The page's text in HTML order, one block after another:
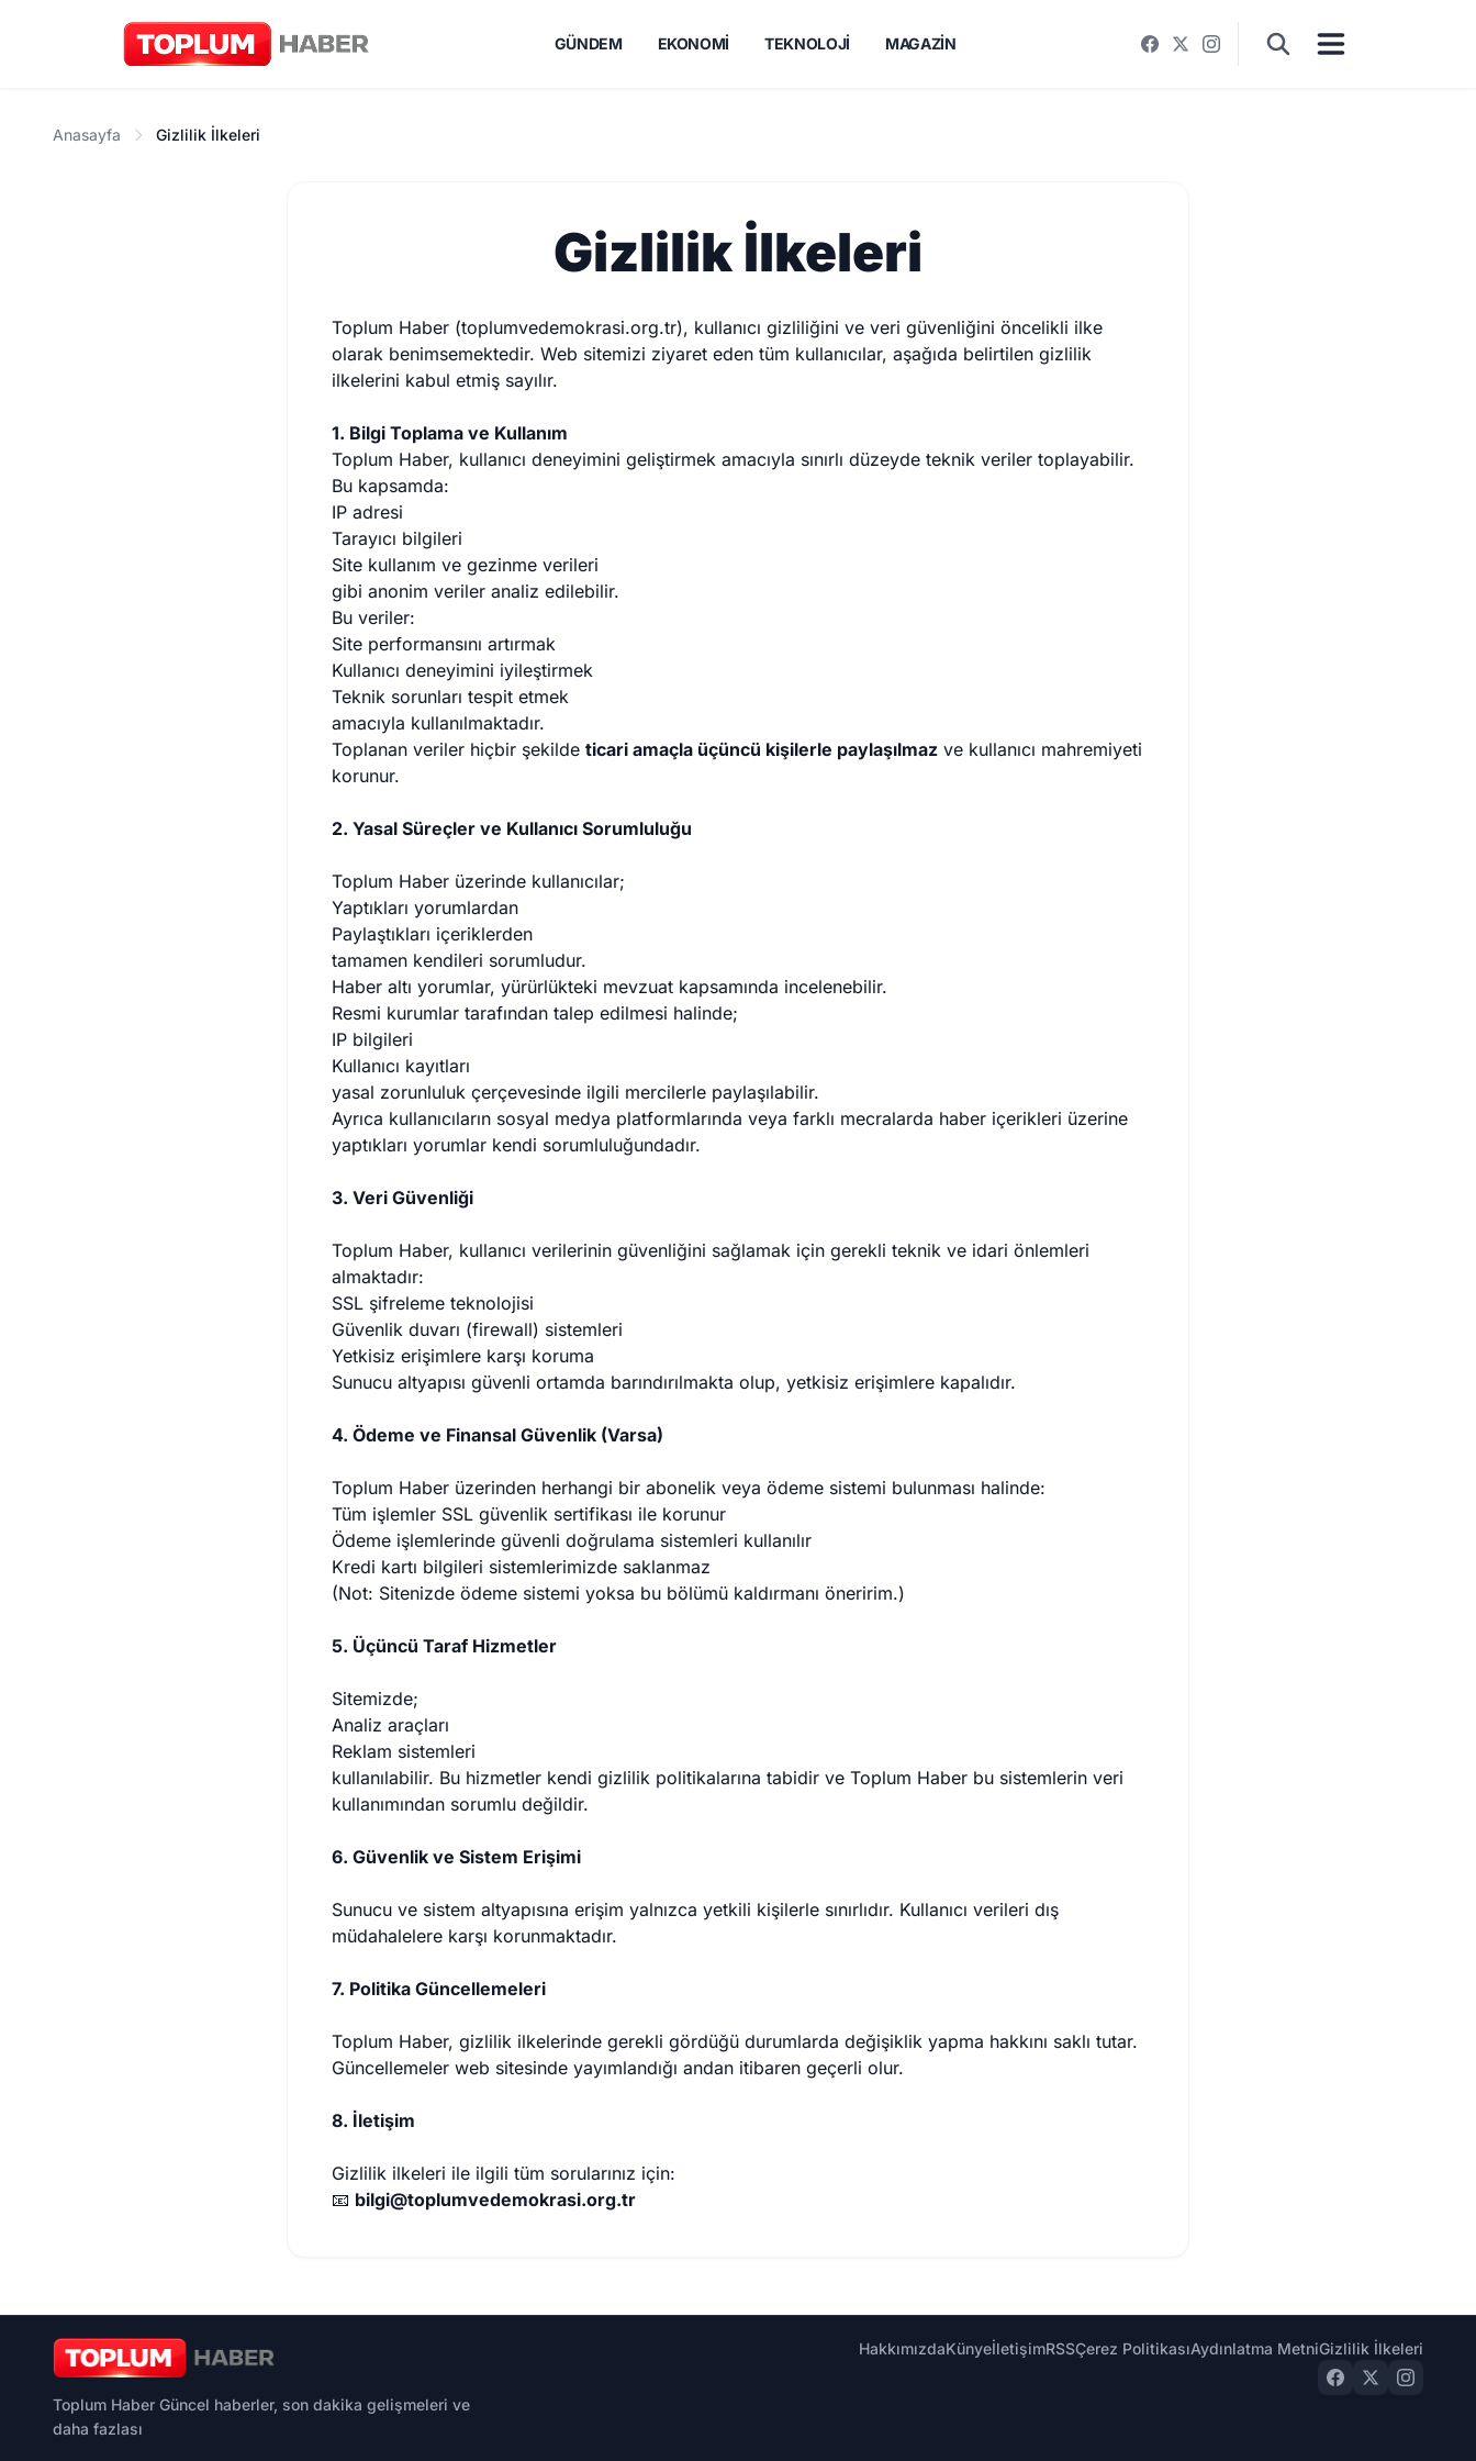
GÜNDEM EKONOMI TEKNOLOJI MAGAZIN
Anasayfa Gizlilik İlkeleri
Gizlilik İlkeleri
Toplum Haber (toplumvedemokrasi.org.tr), kullanıcı gizliliğini ve veri güvenliğini öncelikli ilke
olarak benimsemektedir. Web sitemizi ziyaret eden tüm kullanıcılar, aşağıda belirtilen gizlilik
ilkelerini kabul etmiş sayılır.
1. Bilgi Toplama ve Kullanım
Toplum Haber, kullanıcı deneyimini geliştirmek amacıyla sınırlı düzeyde teknik veriler toplayabilir.
Bu kapsamda:
IP adresi
Tarayıcı bilgileri
Site kullanım ve gezinme verileri
gibi anonim veriler analiz edilebilir.
Bu veriler:
Site performansını artırmak
Kullanıcı deneyimini iyileştirmek
Teknik sorunları tespit etmek
amacıyla kullanılmaktadır.
Toplanan veriler hiçbir şekildeticari amaçla üçüncü kişilerle paylaşılmaz ve kullanıcı mahremiyeti
korunur.
2. Yasal Süreçler ve Kullanıcı Sorumluluğu
Toplum Haber üzerinde kullanıcılar;
Yaptıkları yorumlardan
Paylaştıkları içeriklerden
tamamen kendileri sorumludur.
Haber altı yorumlar, yürürlükteki mevzuat kapsamında incelenebilir.
Resmi kurumlar tarafından talep edilmesi halinde;
IP bilgileri
Kullanıcı kayıtları
yasal zorunluluk çerçevesinde ilgili mercilerle paylaşılabilir.
Ayrıca kullanıcıların sosyal medya platformlarında veya farklı mecralarda haber içerikleri üzerine
yaptıkları yorumlar kendi sorumluluğundadır.
3. Veri Güvenliği
Toplum Haber, kullanıcı verilerinin güvenliğini sağlamak için gerekli teknik ve idari önlemleri
almaktadır:
SSL şifreleme teknolojisi
Güvenlik duvarı (firewall) sistemleri
Yetkisiz erişimlere karşı koruma
Sunucu altyapısı güvenli ortamda barındırılmakta olup, yetkisiz erişimlere kapalıdır.
4. Ödeme ve Finansal Güvenlik (Varsa)
Toplum Haber üzerinden herhangi bir abonelik veya ödeme sistemi bulunması halinde:
Tüm işlemler SSL güvenlik sertifikası ile korunur
Ödeme işlemlerinde güvenli doğrulama sistemleri kullanılır
Kredi kartı bilgileri sistemlerimizde saklanmaz
(Not: Sitenizde ödeme sistemi yoksa bu bölümü kaldırmanı öneririm.)
5. Üçüncü Taraf Hizmetler
Sitemizde;
Analiz araçları
Reklam sistemleri
kullanılabilir. Bu hizmetler kendi gizlilik politikalarına tabidir ve Toplum Haber bu sistemlerin veri
kullanımından sorumlu değildir.
6. Güvenlik ve Sistem Erişimi
Sunucu ve sistem altyapısına erişim yalnızca yetkili kişilerle sınırlıdır. Kullanıcı verileri dış
müdahalelere karşı korunmaktadır.
7. Politika Güncellemeleri
Toplum Haber, gizlilik ilkelerinde gerekli gördüğü durumlarda değişiklik yapma hakkını saklı tutar.
Güncellemeler web sitesinde yayımlandığı andan itibaren geçerli olur.
8. İletişim
Gizlilik ilkeleri ile ilgili tüm sorularınız için:
📧 bilgi@toplumvedemokrasi.org.tr
Toplum Haber Güncel haberler, son dakika gelişmeleri ve
daha fazlası
HakkımızdaKünyeİletişimRSSÇerez PolitikasıAydınlatma MetniGizlilik İlkeleri